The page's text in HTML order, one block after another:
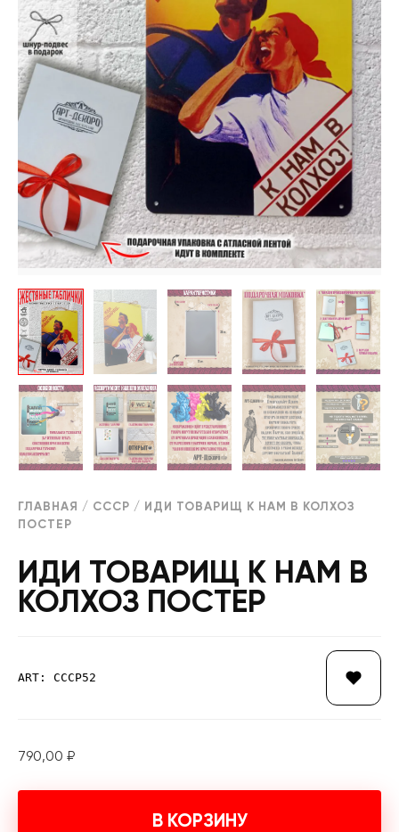
ГЛАВНАЯ / СССР / ИДИ ТОВАРИЩ К НАМ В КОЛХОЗ
ПОСТЕР
ИДИ ТОВАРИЩ К НАМ В
КОЛХОЗ ПОСТЕР
ART: СССР52
790,00 ₽
В КОРЗИНУ